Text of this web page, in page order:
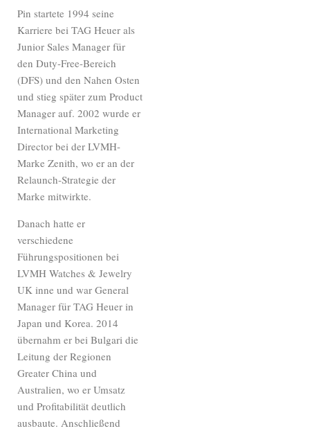
Pin startete 1994 seine
Karriere bei TAG Heuer als
Junior Sales Manager für
den Duty-Free-Bereich
(DFS) und den Nahen Osten
und stieg später zum Product
Manager auf. 2002 wurde er
International Marketing
Director bei der LVMH-
Marke Zenith, wo er an der
Relaunch-Strategie der
Marke mitwirkte.
Danach hatte er
verschiedene
Führungspositionen bei
LVMH Watches & Jewelry
UK inne und war General
Manager für TAG Heuer in
Japan und Korea. 2014
übernahm er bei Bulgari die
Leitung der Regionen
Greater China und
Australien, wo er Umsatz
und Profitabilität deutlich
ausbaute. Anschließend